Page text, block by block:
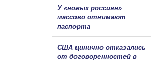
У «новых россиян»
массово отнимают
паспорта
США цинично отказались
от договоренностей в